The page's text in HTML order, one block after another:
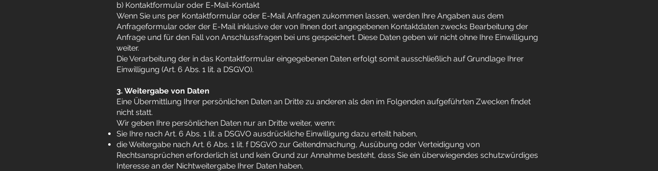
b) Kontaktformular oder E-Mail-Kontakt
Wenn Sie uns per Kontaktformular oder E-Mail Anfragen zukommen lassen, werden Ihre Angaben aus dem
Anfrageformular oder der E-Mail inklusive der von Ihnen dort angegebenen Kontaktdaten zwecks Bearbeitung der
Anfrage und für den Fall von Anschlussfragen bei uns gespeichert. Diese Daten geben wir nicht ohne Ihre Einwilligung
weiter.
Die Verarbeitung der in das Kontaktformular eingegebenen Daten erfolgt somit ausschließlich auf Grundlage Ihrer
Einwilligung (Art. 6 Abs. 1 lit. a DSGVO).
3. Weitergabe von Daten
Eine Übermittlung Ihrer persönlichen Daten an Dritte zu anderen als den im Folgenden aufgeführten Zwecken findet
nicht statt.
Wir geben Ihre persönlichen Daten nur an Dritte weiter, wenn:
Sie Ihre nach Art. 6 Abs. 1 lit. a DSGVO ausdrückliche Einwilligung dazu erteilt haben,
die Weitergabe nach Art. 6 Abs. 1 lit. f DSGVO zur Geltendmachung, Ausübung oder Verteidigung von
Rechtsansprüchen erforderlich ist und kein Grund zur Annahme besteht, dass Sie ein überwiegendes schutzwürdiges
Interesse an der Nichtweitergabe Ihrer Daten haben,